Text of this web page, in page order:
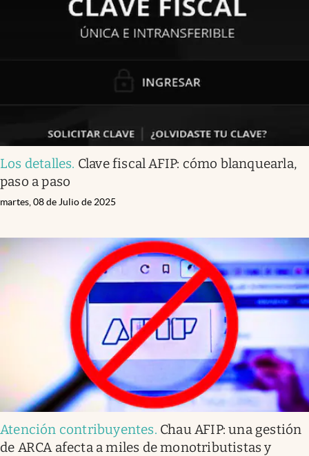
Infotechnology
El Cronista Studio
Mediakit
abre en nueva pestaña
Argentina
Los detalles. Clave fiscal AFIP: cómo blanquearla,
paso a paso
martes, 08 de Julio de 2025
Atención contribuyentes. Chau AFIP: una gestión
de ARCA afecta a miles de monotributistas y